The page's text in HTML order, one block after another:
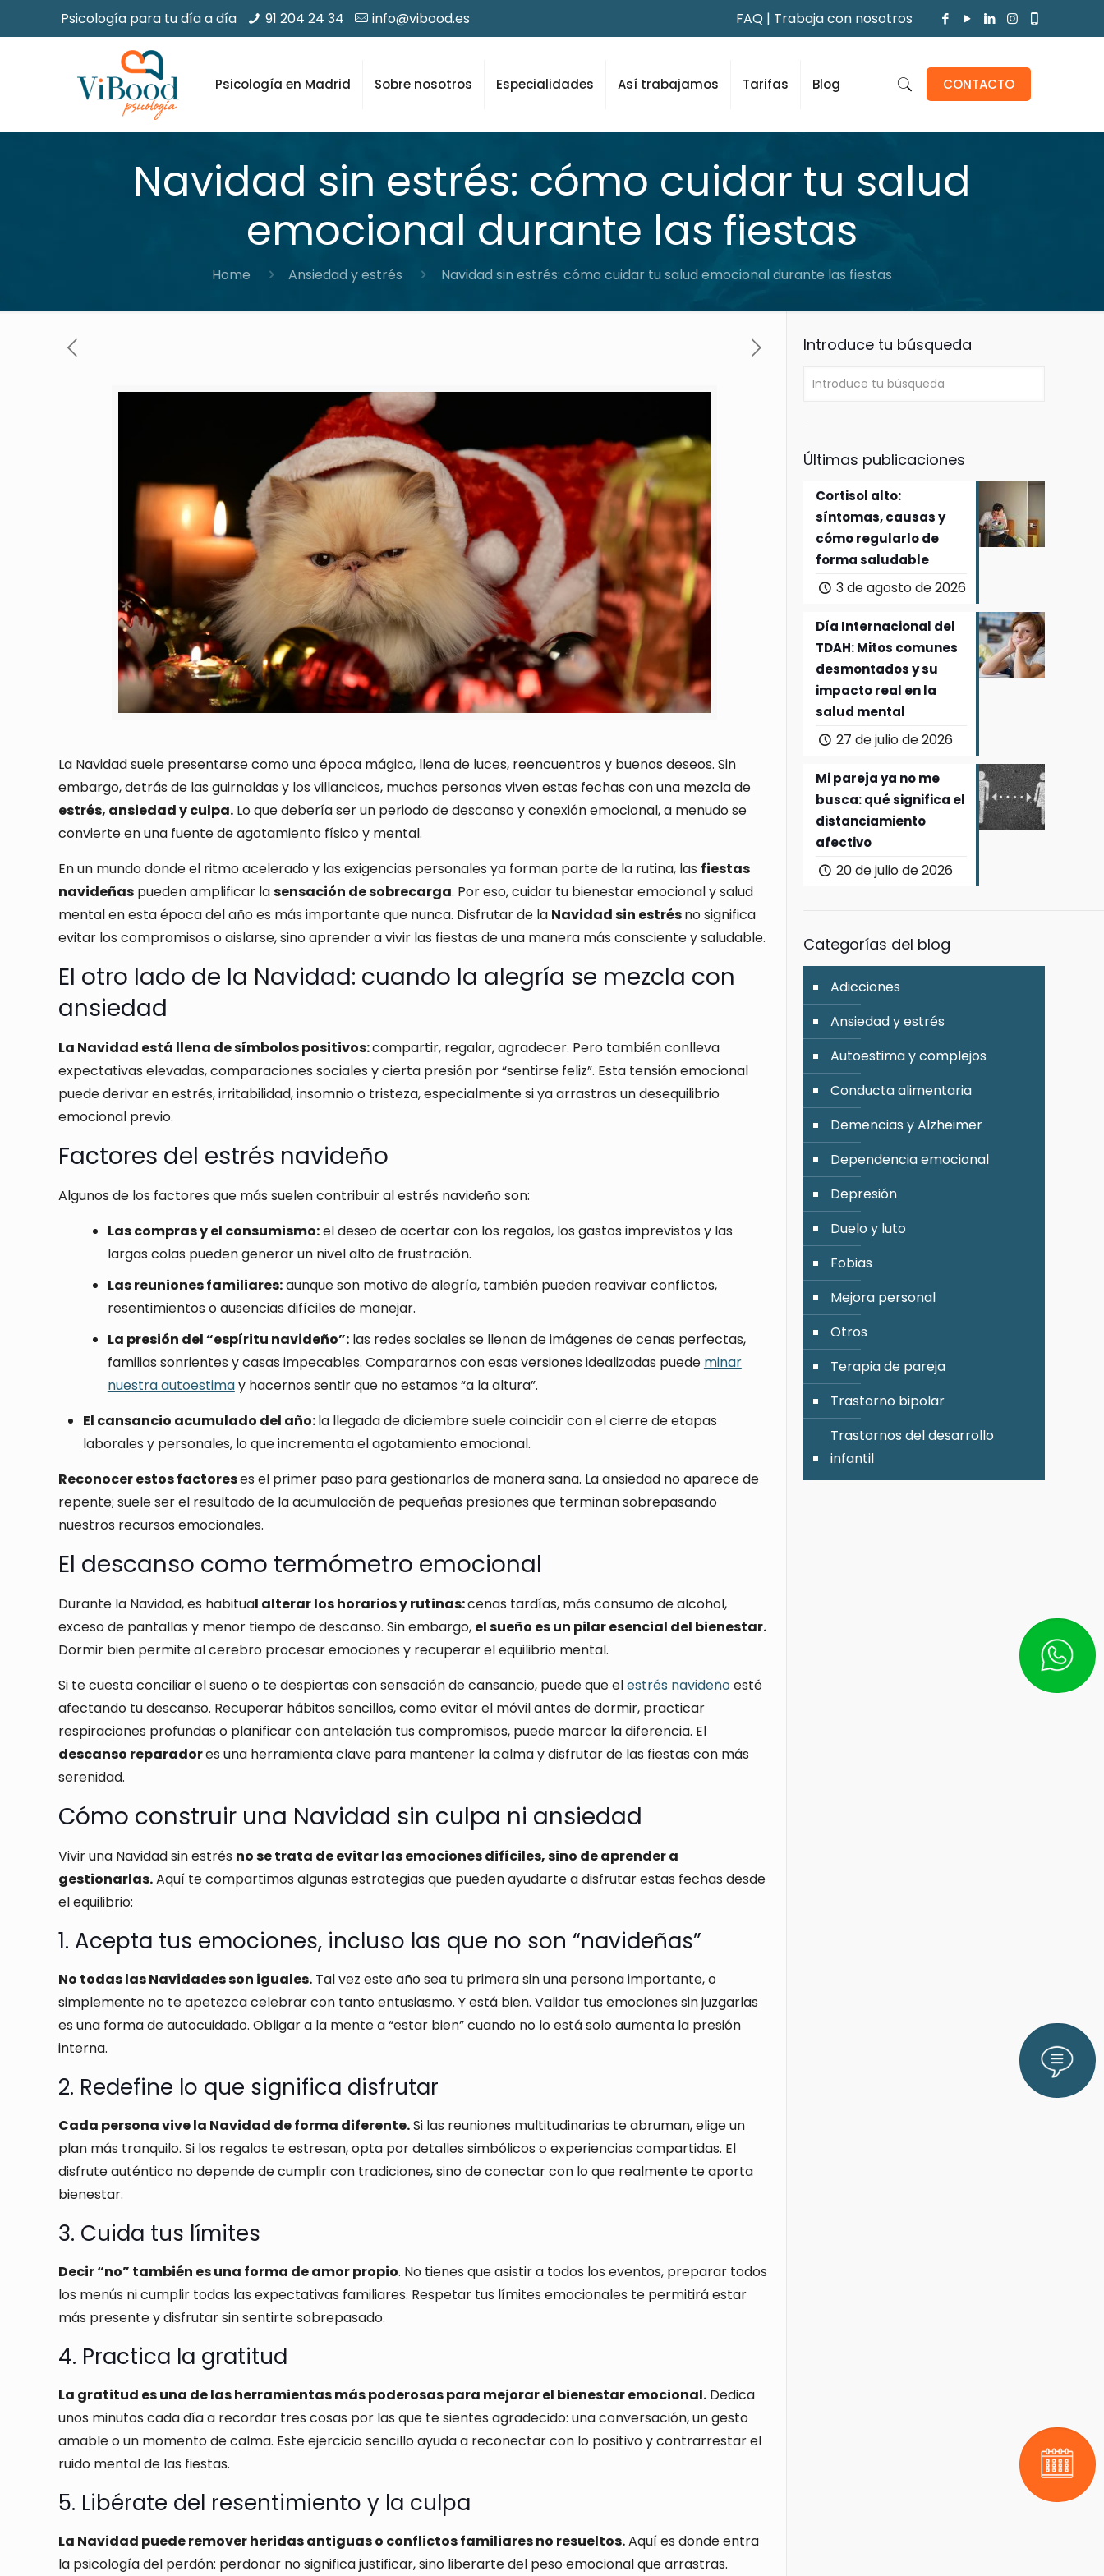
Psicología para tu día a día 91 204 24 34 info@vibood.es FAQ | Trabaja con nosotros
Psicología en Madrid Sobre nosotros Especialidades Así trabajamos Tarifas Blog CONTACTO
Navidad sin estrés: cómo cuidar tu salud
emocional durante las fiestas
Home Ansiedad y estrés Navidad sin estrés: cómo cuidar tu salud emocional durante las fiestas
La Navidad suele presentarse como una época mágica, llena de luces, reencuentros y buenos deseos. Sin
embargo, detrás de las guirnaldas y los villancicos, muchas personas viven estas fechas con una mezcla de
estrés, ansiedad y culpa.Lo que debería ser un periodo de descanso y conexión emocional, a menudo se
convierte en una fuente de agotamiento físico y mental.
En un mundo donde el ritmo acelerado y las exigencias personales ya forman parte de la rutina, las fiestas
navideñaspueden amplificar lasensación de sobrecarga. Por eso, cuidar tu bienestar emocional y salud
mental en esta época del año es más importante que nunca. Disfrutar de la Navidad sin estrésno significa
evitar los compromisos o aislarse, sino aprender a vivir las fiestas de una manera más consciente y saludable.
El otro lado de la Navidad: cuando la alegría se mezcla con
ansiedad
La Navidad está llena de símbolos positivos:compartir, regalar, agradecer. Pero también conlleva
expectativas elevadas, comparaciones sociales y cierta presión por “sentirse feliz”. Esta tensión emocional
puede derivar en estrés, irritabilidad, insomnio o tristeza, especialmente si ya arrastras un desequilibrio
emocional previo.
Factores del estrés navideño
Algunos de los factores que más suelen contribuir al estrés navideño son:
Las compras y el consumismo:el deseo de acertar con los regalos, los gastos imprevistos y las
largas colas pueden generar un nivel alto de frustración.
Las reuniones familiares:aunque son motivo de alegría, también pueden reavivar conflictos,
resentimientos o ausencias difíciles de manejar.
La presión del “espíritu navideño”:las redes sociales se llenan de imágenes de cenas perfectas,
familias sonrientes y casas impecables. Compararnos con esas versiones idealizadas puede minar
nuestra autoestimay hacernos sentir que no estamos “a la altura”.
El cansancio acumulado del año:la llegada de diciembre suele coincidir con el cierre de etapas
laborales y personales, lo que incrementa el agotamiento emocional.
Reconocer estos factoreses el primer paso para gestionarlos de manera sana. La ansiedad no aparece de
repente; suele ser el resultado de la acumulación de pequeñas presiones que terminan sobrepasando
nuestros recursos emocionales.
El descanso como termómetro emocional
Durante la Navidad, es habitual alterar los horarios y rutinas:cenas tardías, más consumo de alcohol,
exceso de pantallas y menor tiempo de descanso. Sin embargo, el sueño es un pilar esencial del bienestar.
Dormir bien permite al cerebro procesar emociones y recuperar el equilibrio mental.
Si te cuesta conciliar el sueño o te despiertas con sensación de cansancio, puede que elestrés navideñoesté
afectando tu descanso. Recuperar hábitos sencillos, como evitar el móvil antes de dormir, practicar
respiraciones profundas o planificar con antelación tus compromisos, puede marcar la diferencia. El
descanso reparadores una herramienta clave para mantener la calma y disfrutar de las fiestas con más
serenidad.
Cómo construir una Navidad sin culpa ni ansiedad
Vivir una Navidad sin estrés no se trata de evitar las emociones difíciles, sino de aprender a
gestionarlas.Aquí te compartimos algunas estrategias que pueden ayudarte a disfrutar estas fechas desde
el equilibrio:
1. Acepta tus emociones, incluso las que no son “navideñas”
No todas las Navidades son iguales.Tal vez este año sea tu primera sin una persona importante, o
simplemente no te apetezca celebrar con tanto entusiasmo. Y está bien. Validar tus emociones sin juzgarlas
es una forma de autocuidado. Obligar a la mente a “estar bien” cuando no lo está solo aumenta la presión
interna.
2. Redefine lo que significa disfrutar
Cada persona vive la Navidad de forma diferente.Si las reuniones multitudinarias te abruman, elige un
plan más tranquilo. Si los regalos te estresan, opta por detalles simbólicos o experiencias compartidas. El
disfrute auténtico no depende de cumplir con tradiciones, sino de conectar con lo que realmente te aporta
bienestar.
3. Cuida tus límites
Decir “no” también es una forma de amor propio. No tienes que asistir a todos los eventos, preparar todos
los menús ni cumplir todas las expectativas familiares. Respetar tus límites emocionales te permitirá estar
más presente y disfrutar sin sentirte sobrepasado.
4. Practica la gratitud
La gratitud es una de las herramientas más poderosas para mejorar el bienestar emocional.Dedica
unos minutos cada día a recordar tres cosas por las que te sientes agradecido: una conversación, un gesto
amable o un momento de calma. Este ejercicio sencillo ayuda a reconectar con lo positivo y contrarrestar el
ruido mental de las fiestas.
5. Libérate del resentimiento y la culpa
La Navidad puede remover heridas antiguas o conflictos familiares no resueltos.Aquí es donde entra
la psicología del perdón: perdonar no significa justificar, sino liberarte del peso emocional que arrastras.
Introduce tu búsqueda
Últimas publicaciones
Cortisol alto:
síntomas, causas y
cómo regularlo de
forma saludable
3 de agosto de 2026
Día Internacional del
TDAH: Mitos comunes
desmontados y su
impacto real en la
salud mental
27 de julio de 2026
Mi pareja ya no me
busca: qué significa el
distanciamiento
afectivo
20 de julio de 2026
Categorías del blog
Adicciones
Ansiedad y estrés
Autoestima y complejos
Conducta alimentaria
Demencias y Alzheimer
Dependencia emocional
Depresión
Duelo y luto
Fobias
Mejora personal
Otros
Terapia de pareja
Trastorno bipolar
Trastornos del desarrollo
infantil
Pide